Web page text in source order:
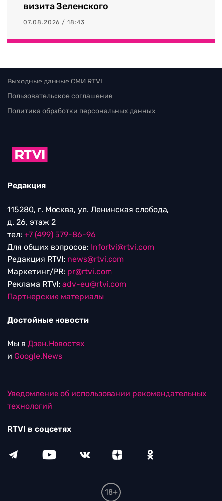
визита Зеленского
07.08.2026 / 18:43
Выходные данные СМИ RTVI
Пользовательское соглашение
Политика обработки персональных данных
Редакция
115280, г. Москва, ул. Ленинская слобода,
д. 26, этаж 2
тел: +7 (499) 579-86-96
Для общих вопросов: Infortvi@rtvi.com
Редакция RTVI: news@rtvi.com
Маркетинг/PR: pr@rtvi.com
Реклама RTVI: adv-eu@rtvi.com
Партнерские материалы
Достойные новости
Мы в Дзен.Новостях
и Google.News
Уведомление об использовании рекомендательных
технологий
RTVI в соцсетях
18+